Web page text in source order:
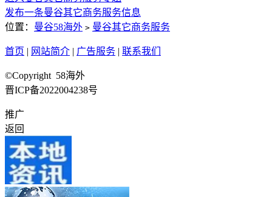
发布一条曼谷其它商务服务信息
位置： 曼谷58海外 > 曼谷其它商务服务
首页 | 网站简介 | 广告服务 | 联系我们
©Copyright 58海外
晋ICP备2022004238号
推广
返回